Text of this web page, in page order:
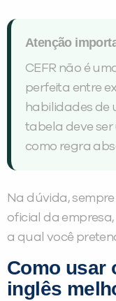
Atenção
CEFR não é
perfeita entre
habilidades de
tabela deve
como regra
Na dúvida,
oficial da
a qual você
Como usar
inglês